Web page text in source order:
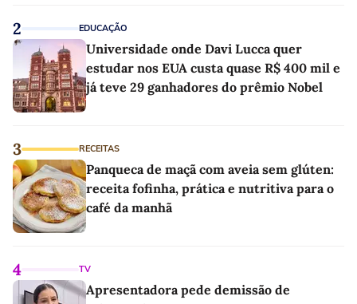
2 EDUCAÇÃO
Universidade onde Davi Lucca quer
estudar nos EUA custa quase R$ 400 mil e
já teve 29 ganhadores do prêmio Nobel
3 RECEITAS
Panqueca de maçã com aveia sem glúten:
receita fofinha, prática e nutritiva para o
café da manhã
4 TV
Apresentadora pede demissão de